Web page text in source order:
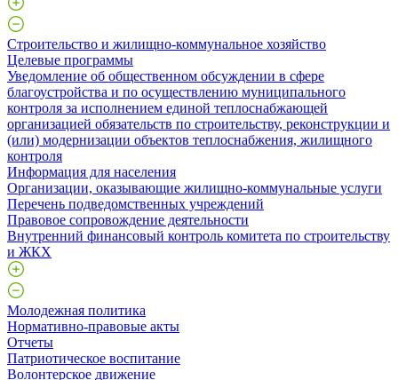
Строительство и жилищно-коммунальное хозяйство
Целевые программы
Уведомление об общественном обсуждении в сфере
благоустройства и по осуществлению муниципального
контроля за исполнением единой теплоснабжающей
организацией обязательств по строительству, реконструкции и
(или) модернизации объектов теплоснабжения, жилищного
контроля
Информация для населения
Организации, оказывающие жилищно-коммунальные услуги
Перечень подведомственных учреждений
Правовое сопровождение деятельности
Внутренний финансовый контроль комитета по строительству
и ЖКХ
Молодежная политика
Нормативно-правовые акты
Отчеты
Патриотическое воспитание
Волонтерское движение